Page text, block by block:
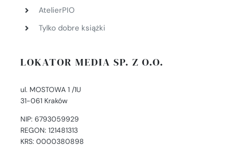
AtelierPIO
Tylko dobre książki
LOKATOR MEDIA SP. Z O.O.
ul. MOSTOWA 1 /1U
31-061 Kraków
NIP: 6793059929
REGON: 121481313
KRS: 0000380898